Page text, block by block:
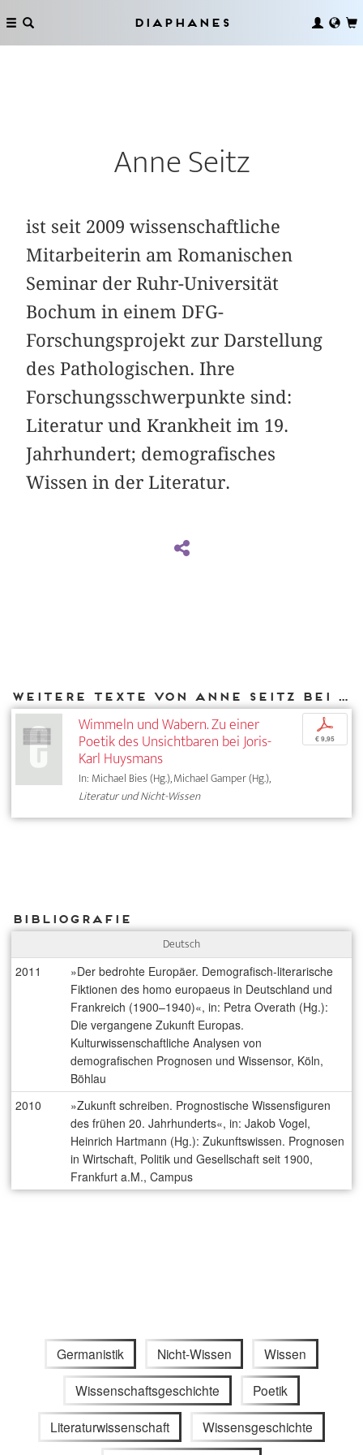
Diaphanes
Anne Seitz
ist seit 2009 wissenschaftliche
Mitarbeiterin am Romanischen
Seminar der Ruhr-Universität
Bochum in einem DFG-
Forschungsprojekt zur Darstellung
des Pathologischen. Ihre
Forschungsschwerpunkte sind:
Literatur und Krankheit im 19.
Jahrhundert; demografisches
Wissen in der Literatur.
Weitere Texte von Anne Seitz bei DIAPHANES
Wimmeln und Wabern. Zu einer
Poetik des Unsichtbaren bei Joris-
Karl Huysmans
In: Michael Bies (Hg.), Michael Gamper (Hg.),
Literatur und Nicht-Wissen
p
€ 9,95
Bibliografie
Deutsch
2011
»Der bedrohte Europäer. Demografisch-literarische
Fiktionen des homo europaeus in Deutschland und
Frankreich (1900–1940)«, in: Petra Overath (Hg.):
Die vergangene Zukunft Europas.
Kulturwissenschaftliche Analysen von
demografischen Prognosen und Wissensor, Köln,
Böhlau
2010
»Zukunft schreiben. Prognostische Wissensfiguren
des frühen 20. Jahrhunderts«, in: Jakob Vogel,
Heinrich Hartmann (Hg.): Zukunftswissen. Prognosen
in Wirtschaft, Politik und Gesellschaft seit 1900,
Frankfurt a.M., Campus
Germanistik Nicht-Wissen Wissen
Wissenschaftsgeschichte Poetik
Literaturwissenschaft Wissensgeschichte